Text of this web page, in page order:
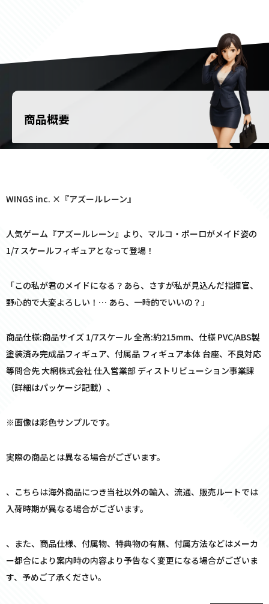
商品概要
WINGS inc. ×『アズールレーン』
人気ゲーム『アズールレーン』より、マルコ・ポーロがメイド姿の
1/7 スケールフィギュアとなって登場！
「この私が君のメイドになる？あら、さすが私が見込んだ指揮官、
野心的で大変よろしい！… あら、一時的でいいの？」
商品仕様:商品サイズ 1/7スケール 全高:約215mm、仕様 PVC/ABS製
塗装済み完成品フィギュア、付属品 フィギュア本体 台座、不良対応
等問合先 大網株式会社 仕入営業部 ディストリビューション事業課
（詳細はパッケージ記載）、
※画像は彩色サンプルです。
実際の商品とは異なる場合がございます。
、こちらは海外商品につき当社以外の輸入、流通、販売ルートでは
入荷時期が異なる場合がございます。
、また、商品仕様、付属物、特典物の有無、付属方法などはメーカ
ー都合により案内時の内容より予告なく変更になる場合がございま
す、予めご了承ください。